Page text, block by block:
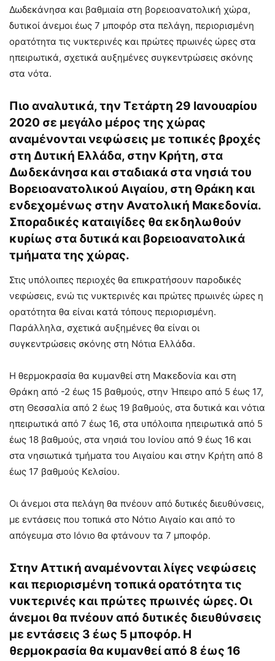
Δωδεκάνησα και βαθμιαία στη βορειοανατολική χώρα,
δυτικοί άνεμοι έως 7 μποφόρ στα πελάγη, περιορισμένη
ορατότητα τις νυκτερινές και πρώτες πρωινές ώρες στα
ηπειρωτικά, σχετικά αυξημένες συγκεντρώσεις σκόνης
στα νότα.
Πιο αναλυτικά, την Τετάρτη 29 Ιανουαρίου
2020 σε μεγάλο μέρος της χώρας
αναμένονται νεφώσεις με τοπικές βροχές
στη Δυτική Ελλάδα, στην Κρήτη, στα
Δωδεκάνησα και σταδιακά στα νησιά του
Βορειοανατολικού Αιγαίου, στη Θράκη και
ενδεχομένως στην Ανατολική Μακεδονία.
Σποραδικές καταιγίδες θα εκδηλωθούν
κυρίως στα δυτικά και βορειοανατολικά
τμήματα της χώρας.
Στις υπόλοιπες περιοχές θα επικρατήσουν παροδικές
νεφώσεις, ενώ τις νυκτερινές και πρώτες πρωινές ώρες η
ορατότητα θα είναι κατά τόπους περιορισμένη.
Παράλληλα, σχετικά αυξημένες θα είναι οι
συγκεντρώσεις σκόνης στη Νότια Ελλάδα.
Η θερμοκρασία θα κυμανθεί στη Μακεδονία και στη
Θράκη από -2 έως 15 βαθμούς, στην Ήπειρο από 5 έως 17,
στη Θεσσαλία από 2 έως 19 βαθμούς, στα δυτικά και νότια
ηπειρωτικά από 7 έως 16, στα υπόλοιπα ηπειρωτικά από 5
έως 18 βαθμούς, στα νησιά του Ιονίου από 9 έως 16 και
στα νησιωτικά τμήματα του Αιγαίου και στην Κρήτη από 8
έως 17 βαθμούς Κελσίου.
Οι άνεμοι στα πελάγη θα πνέουν από δυτικές διευθύνσεις,
με εντάσεις που τοπικά στο Νότιο Αιγαίο και από το
απόγευμα στο Ιόνιο θα φτάνουν τα 7 μποφόρ.
Στην Αττική αναμένονται λίγες νεφώσεις
και περιορισμένη τοπικά ορατότητα τις
νυκτερινές και πρώτες πρωινές ώρες. Οι
άνεμοι θα πνέουν από δυτικές διευθύνσεις
με εντάσεις 3 έως 5 μποφόρ. Η
θερμοκρασία θα κυμανθεί από 8 έως 16